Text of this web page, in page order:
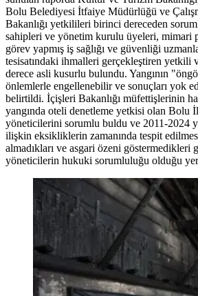
Bolu Belediyesi İtfaiye Müdürlüğü ve
Bakanlığı yetkilileri birinci dereceden
sahipleri ve yönetim kurulu üyeleri, mimari
görev yapmış iş sağlığı ve güvenliği
tesisatındaki ihmalleri gerçekleştiren yetkili
derece asli kusurlu bulundu. Yangının
önlemlerle engellenebilir ve sonuçları yok
belirtildi. İçişleri Bakanlığı müfettişlerinin
yangında oteli denetleme yetkisi olan Bolu
yöneticilerini sorumlu buldu ve 2011-2024
ilişkin eksikliklerin zamanında tespit
almadıkları ve asgari özeni göstermedikleri
yöneticilerin hukuki sorumluluğu olduğu yer